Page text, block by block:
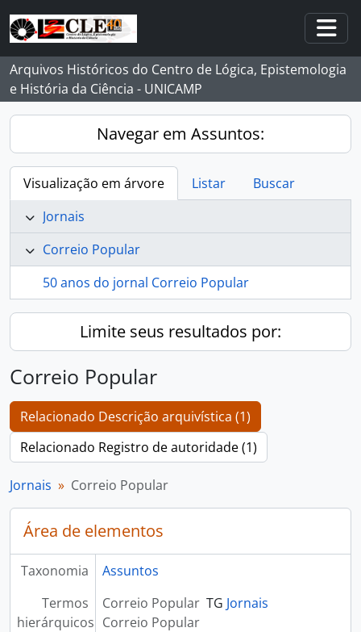
Skip to main content
Arquivos Históricos do Centro de Lógica, Epistemologia
e História da Ciência - UNICAMP
Navegar em Assuntos:
Visualização em árvore Listar
Buscar
Jornais
Correio Popular
50 anos do jornal Correio Popular
Limite seus resultados por:
Correio Popular
Relacionado Descrição arquivística (1)
Relacionado Registro de autoridade (1)
Jornais Correio Popular
Área de elementos
Taxonomia
Assuntos
Termos
hierárquicos
Correio Popular TG Jornais
Correio Popular